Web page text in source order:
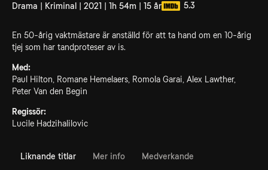
Drama | Kriminal | 2021 | 1h 54m | 15 år 5.3
En 50-årig vaktmästare är anställd för att ta hand om en 10-årig
tjej som har tandproteser av is.
Med:
Paul Hilton, Romane Hemelaers, Romola Garai, Alex Lawther,
Peter Van den Begin
Regissör:
Lucile Hadzihalilovic
Liknande titlar Mer info Medverkande